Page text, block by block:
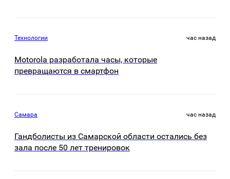
Технологии час назад
Motorola разработала часы, которые
превращаются в смартфон
Самара час назад
Гандболисты из Самарской области остались без
зала после 50 лет тренировок